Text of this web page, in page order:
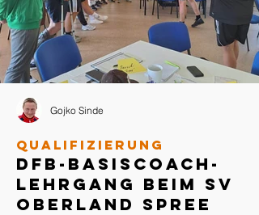
DFB-Basiscoach-
Lehrgang beim SV
Oberland Spree
Qualifizierung
Gojko Sinde